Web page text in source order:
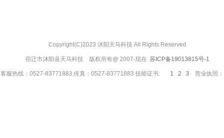
Copyright(C)2023 沭阳天马科技 All Rights Reserved
宿迁市沭阳县天马科技 版权所有@ 2007-现在 苏ICP备19013815号-1
客服热线：0527-83771883,传真：0527-83771883 技能证书: 1 2 3 营业执照：